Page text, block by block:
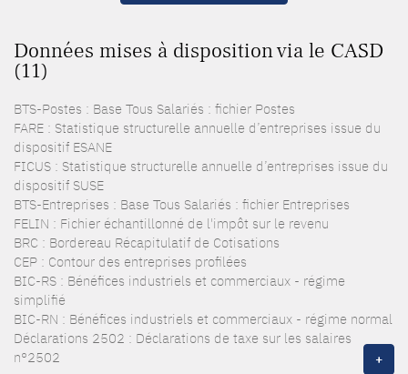
Données mises à disposition via le CASD
(11)
BTS-Postes : Base Tous Salariés : fichier Postes
FARE : Statistique structurelle annuelle d’entreprises issue du
dispositif ESANE
FICUS : Statistique structurelle annuelle d’entreprises issue du
dispositif SUSE
BTS-Entreprises : Base Tous Salariés : fichier Entreprises
FELIN : Fichier échantillonné de l'impôt sur le revenu
BRC : Bordereau Récapitulatif de Cotisations
CEP : Contour des entreprises profilées
BIC-RS : Bénéfices industriels et commerciaux - régime
simplifié
BIC-RN : Bénéfices industriels et commerciaux - régime normal
Déclarations 2502 : Déclarations de taxe sur les salaires
n°2502
+